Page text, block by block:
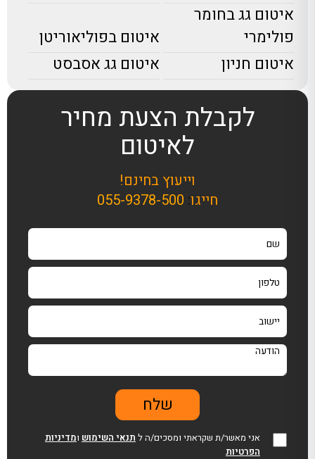
איטום גג בחומר
פולימרי
איטום בפוליאוריטן
איטום חניון
איטום גג אסבסט
לקבלת הצעת מחיר
לאיטום
וייעוץ בחינם!
חייגו:
055-9378-500
אני מאשר/ת שקראתי ומסכים/ה ל תנאי השימוש ומדיניות
הפרטיות